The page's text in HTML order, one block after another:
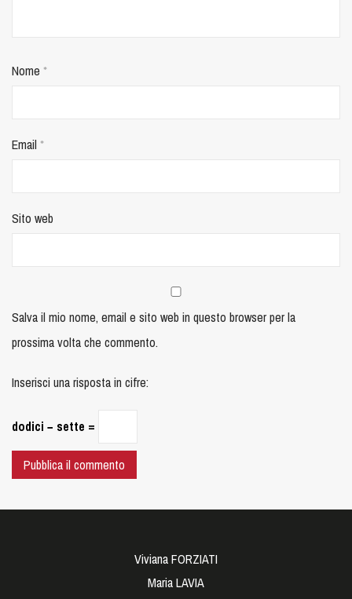
Nome *
Email *
Sito web
Salva il mio nome, email e sito web in questo browser per la
prossima volta che commento.
Inserisci una risposta in cifre:
dodici − sette =
Viviana FORZIATI
Maria LAVIA